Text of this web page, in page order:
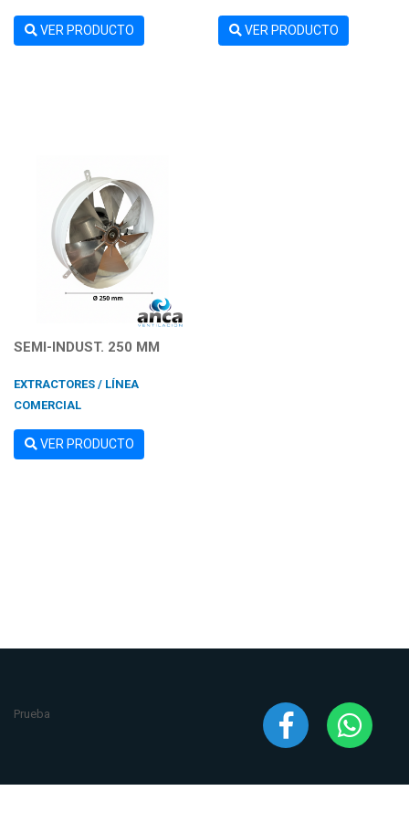
VER PRODUCTO VER PRODUCTO
SEMI-INDUST. 250 MM
EXTRACTORES / LÍNEA
COMERCIAL
VER PRODUCTO
Prueba